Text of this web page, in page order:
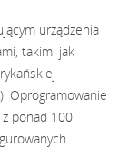
urządzenia
takimi jak
Oprogramowanie
z ponad 100